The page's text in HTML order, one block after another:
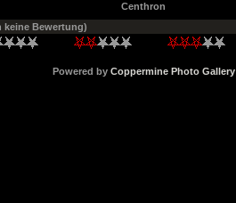
Centhron
keine Bewertung)
Powered by Coppermine Photo Gallery